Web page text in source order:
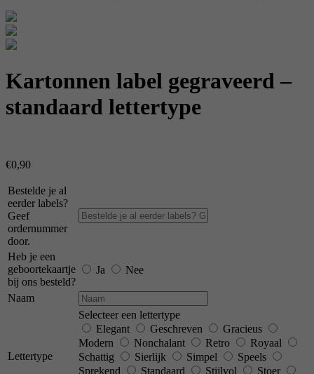
Kartonnen label gegraveerd –
standaard lettertype
€0,90
Bestelde je al
eerder labels?
Geef
ordernummer
door.
Heb je een
geboortekaartje
bij ons besteld?
Ja Nee
Naam
Lettertype
Selecteer een lettertype
Elegant
Geschreven
Gracieus
Modern
Nonchalant Retro
Royaal
Schattig
Sierlijk Simpel
Speels
Sprekend
Standaard Stijlvol Stoer